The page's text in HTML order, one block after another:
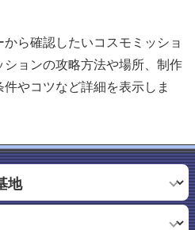
から確認したいコスモミッショ
ョンの攻略方法や場所、制作
やコツなど詳細を表示しま